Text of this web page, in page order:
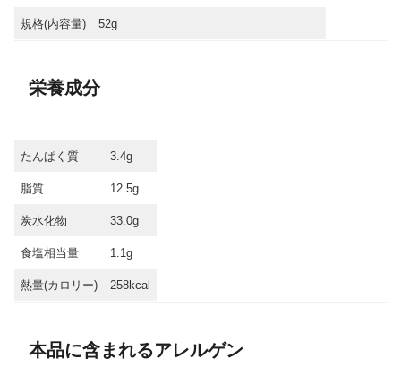
規格(内容量) 52g
栄養成分
たんぱく質 3.4g
脂質 12.5g
炭水化物 33.0g
食塩相当量 1.1g
熱量(カロリー) 258kcal
本品に含まれるアレルゲン